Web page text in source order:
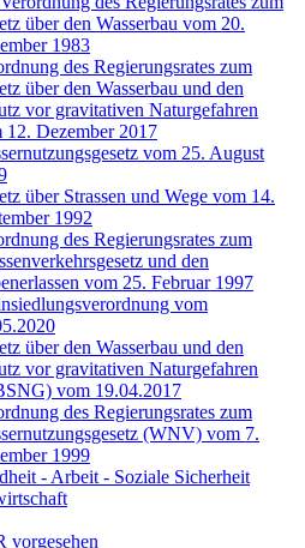
über den Wasserbau vom 20.
1983
des Regierungsrates zum
über den Wasserbau und den
vor gravitativen Naturgefahren
12. Dezember 2017
vom 25. August
über Strassen und Wege vom 14.
1992
des Regierungsrates zum
und den
vom 25. Februar 1997
vom
über den Wasserbau und den
vor gravitativen Naturgefahren
vom 19.04.2017
des Regierungsrates zum
(WNV) vom 7.
1999
- Arbeit - Soziale Sicherheit
vorgesehen